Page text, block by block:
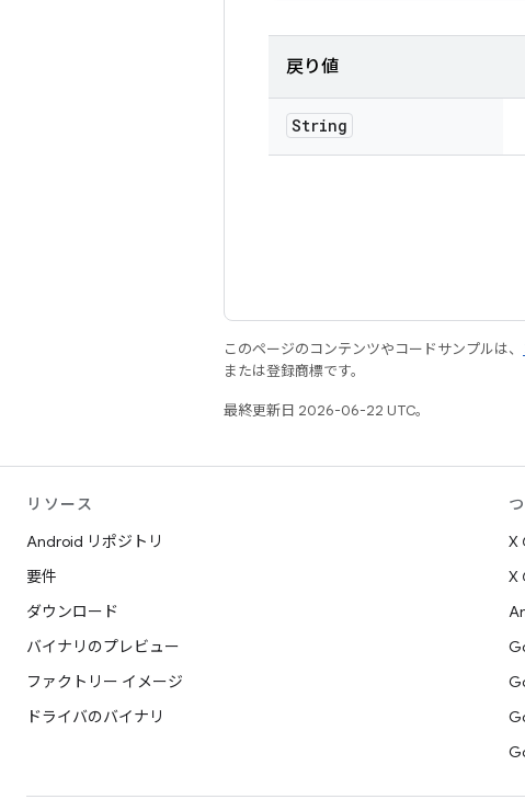
戻り値
String
このページのコンテンツやコードサンプルは、
または登録商標です。
最終更新日 2026-06-22 UTC。
リソース
Android リポジトリ
要件
ダウンロード
バイナリのプレビュー
ファクトリー イメージ
ドライバのバイナリ
X
X